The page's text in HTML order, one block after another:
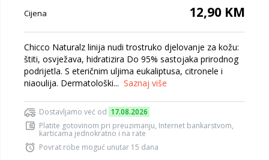
Cijena 12,90 KM
Chicco Naturalz linija nudi trostruko djelovanje za kožu:
štiti, osvježava, hidratizira Do 95% sastojaka prirodnog
podrijetla. S eteričnim uljima eukaliptusa, citronele i
niaoulija. Dermatološki... Saznaj više
Dostavljamo već od 17.08.2026
Platite gotovinom pri preuzimanju, Internet bankarstvom,
karticama jednokratno i na rate
Povrat robe moguć unutar 15 dana